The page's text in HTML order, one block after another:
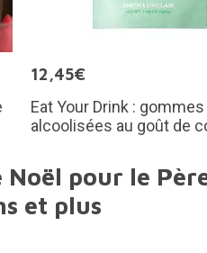
12,45€
Eat Your Drink : gommes
alcoolisées au goût de
pour le
et plus